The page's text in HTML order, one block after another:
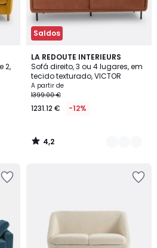
2,
Saldos
LA REDOUTE INTERIEURS
Sofá direito, 3 ou 4 lugares, em
tecido texturado, VICTOR
A partir de
1399.00 €
1231.12 € -12%
4,2
/ 5
5
Cores
4,2
/